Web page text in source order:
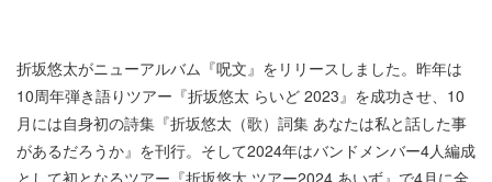
折坂悠太がニューアルバム『呪文』をリリースしました。昨年は
10周年弾き語りツアー『折坂悠太 らいど 2023』を成功させ、10
月には自身初の詩集『折坂悠太（歌）詞集 あなたは私と話した事
があるだろうか』を刊行。そして2024年はバンドメンバー4人編成